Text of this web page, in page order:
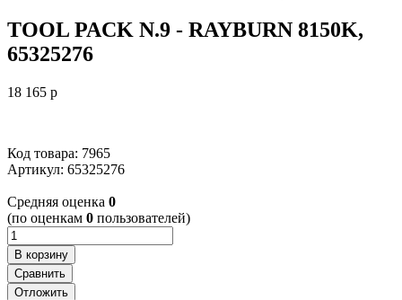
TOOL PACK N.9 - RAYBURN 8150K,
65325276
18 165 p
Код товара: 7965
Артикул: 65325276
Cредняя оценка 0
(по оценкам 0 пользователей)
В корзину
Сравнить
Отложить